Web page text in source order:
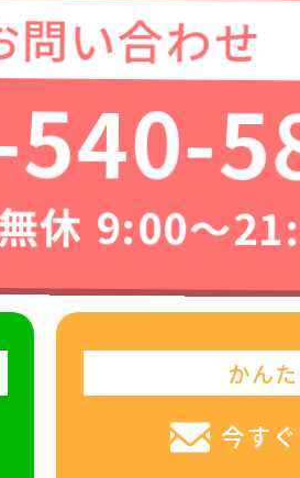
問い合わせ
休 9:00〜
かん
今す